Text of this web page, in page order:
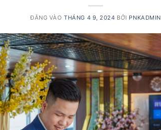
ĐĂNG VÀOTHÁNG 4 9, 2024 BỞI PNKADMIN